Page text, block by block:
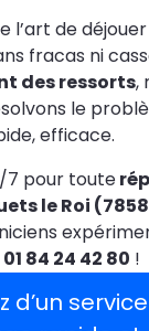
l’art de
fracas ni
des ressorts,
le
efficace.
7 pour toute
le Roi
01 84 24 42 80 !
d’un